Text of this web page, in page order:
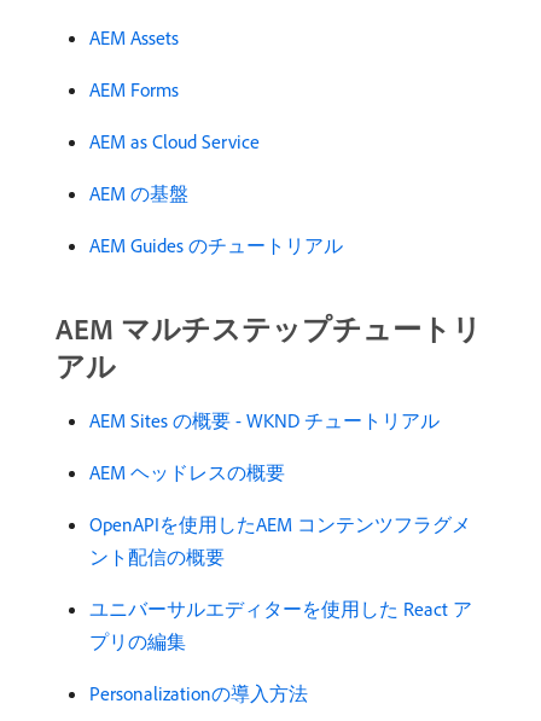
AEM Assets
AEM Forms
AEM as Cloud Service
AEM の基盤
AEM Guides のチュートリアル
AEM マルチステップチュートリ
アル
AEM Sites の概要 - WKND チュートリアル
AEM ヘッドレスの概要
OpenAPIを使用したAEM コンテンツフラグメ
ント配信の概要
ユニバーサルエディターを使用した React ア
プリの編集
Personalizationの導入方法